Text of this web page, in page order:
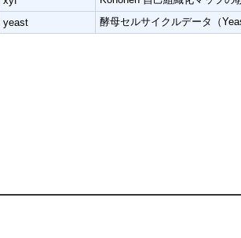
yeast
酵母セルサイクルデータ（